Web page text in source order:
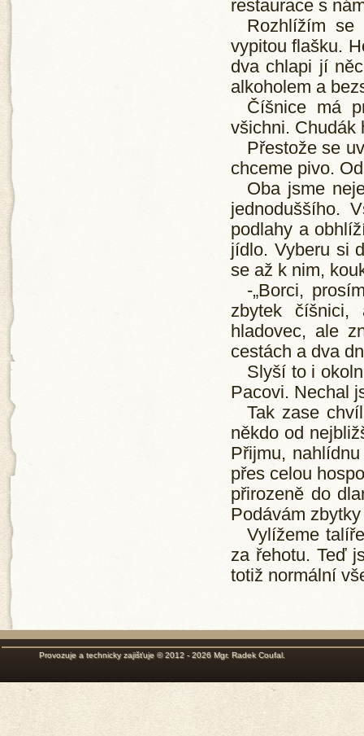
restaurace s
Rozhlížím
vypitou flašku.
dva chlapi jí
alkoholem a
Číšnice má
všichni. Chudák
Přestože se
chceme pivo.
Oba jsme
jednoduššího.
podlahy a
jídlo. Vyberu si
se až k nim,
-„Borci,
zbytek číšnici,
hladovec, ale
cestách a dva
Slyší to i
Pacovi. Nechal
Tak zase
někdo od
Přijmu,
přes celou
přirozeně do
Podávám
Vylížeme
za řehotu. Teď
totiž normální
Provozuje a technicky zajišťuje © 2012 - 2026 Mgr. Radek Coufal.